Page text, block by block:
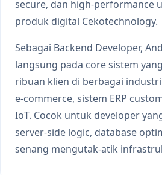
secure, dan high-performance
produk digital Cekotechnology.
Sebagai Backend Developer,
langsung pada core sistem
ribuan klien di berbagai
e-commerce, sistem ERP
IoT. Cocok untuk developer
server-side logic, database
senang mengutak-atik